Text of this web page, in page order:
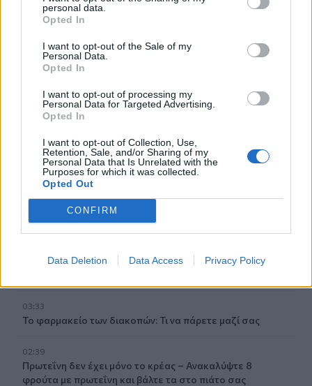
personal data.
Opted In
I want to opt-out of the Sale of my
Personal Data.
Opted In
I want to opt-out of processing my
Personal Data for Targeted Advertising.
Opted In
I want to opt-out of Collection, Use,
Retention, Sale, and/or Sharing of my
Personal Data that Is Unrelated with the
Purposes for which it was collected.
Opted Out
CONFIRM
Data Deletion Data Access Privacy Policy
07:03
Νιγηρία: 1.500 ζευγάρια παντρεύτηκαν σε διήμερη
06:57
Κρήτη για κίνδυνο πυρκαγιάς
Αργία 15ης Αυγούστου: Πώς θα αμειφθούν όσοι
εργαστούν
05:38
Τρόμος στην Μποτσουάνα: Εξαγριωμένος ιπποπόταμος
καταδιώκει τουρίστες
e-ΕΦΚΑ – ΔΥΠΑ: Ο «χάρτης» πληρωμών έως 14
03:33
Το φαρμακείο των διακοπών: Τι να πάρετε μαζί σας
02:39
Πρωτεΐνη δεν έχει μόνο το κρέας – Ανακαλύψτε 8
φρούτα με πρωτεΐνη και βάλτε τα στο πιάτο σας